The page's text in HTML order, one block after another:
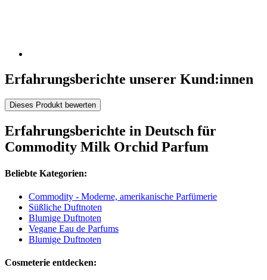
Erfahrungsberichte unserer Kund:innen
Dieses Produkt bewerten
Erfahrungsberichte in Deutsch für
Commodity Milk Orchid Parfum
Beliebte Kategorien:
Commodity - Moderne, amerikanische Parfümerie
Süßliche Duftnoten
Blumige Duftnoten
Vegane Eau de Parfums
Blumige Duftnoten
Cosmeterie entdecken: